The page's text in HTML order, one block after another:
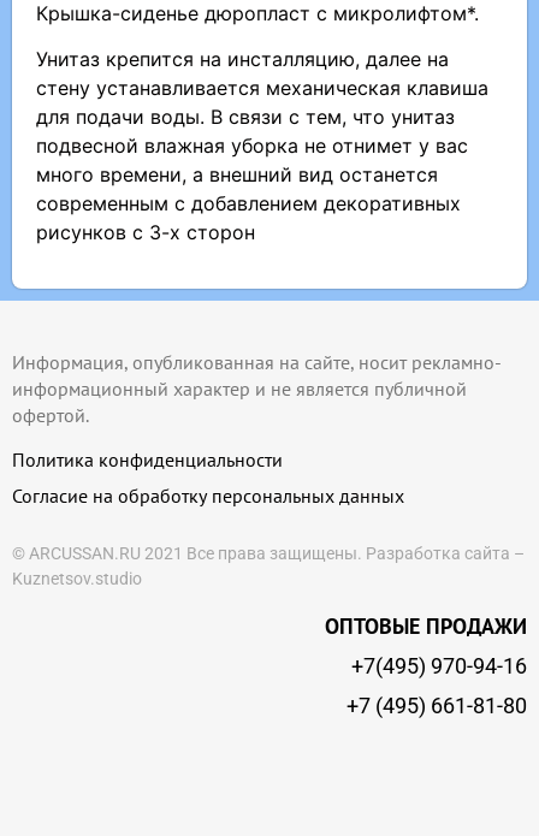
Крышка-сиденье дюропласт с микролифтом*.
Унитаз крепится на инсталляцию, далее на
стену устанавливается механическая клавиша
для подачи воды. В связи с тем, что унитаз
подвесной влажная уборка не отнимет у вас
много времени, а внешний вид останется
современным с добавлением декоративных
рисунков с 3-х сторон
Информация, опубликованная на сайте, носит рекламно-
информационный характер и не является публичной
офертой.
Политика конфиденциальности
Согласие на обработку персональных данных
© ARCUSSAN.RU 2021 Все права защищены. Разработка сайта –
Kuznetsov.studio
ОПТОВЫЕ ПРОДАЖИ
+7(495) 970-94-16
+7 (495) 661-81-80